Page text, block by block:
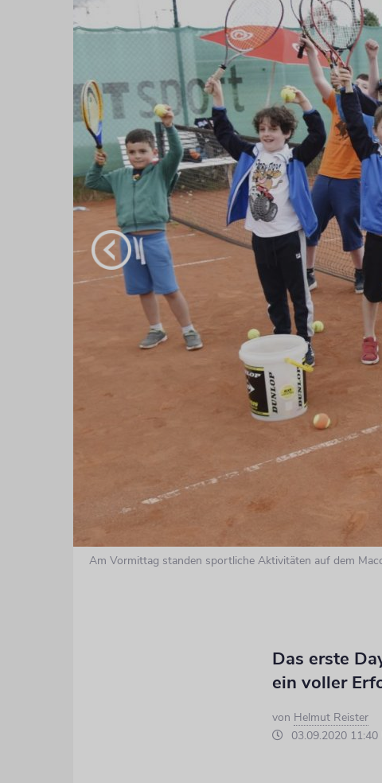
Am Vormittag standen sportliche Aktivitäten auf dem
Das erste
ein voller
von Helmut Reister
03.09.2020 11:40